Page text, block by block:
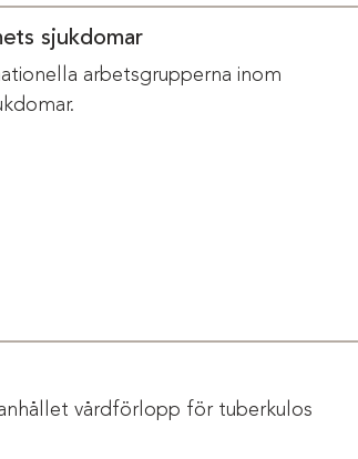
sjukdomar
arbetsgrupperna inom
vårdförlopp för tuberkulos